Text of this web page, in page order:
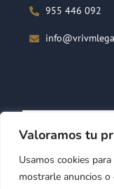
Valoramos tu
Usamos cookies
mostrarle anuncios
955 446 092